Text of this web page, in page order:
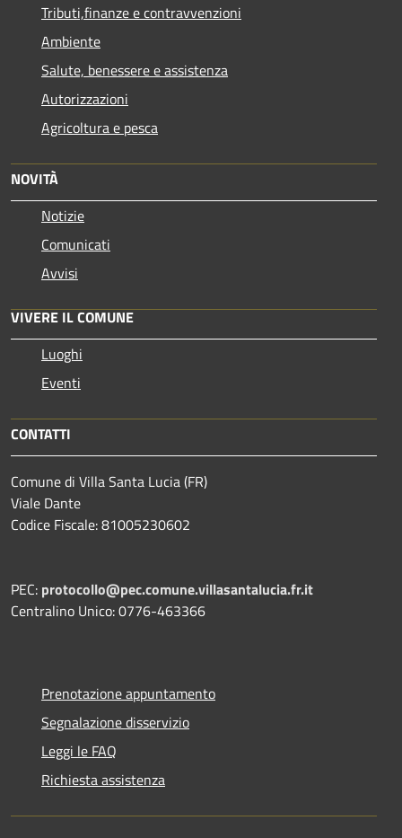
Tributi,finanze e contravvenzioni
Ambiente
Salute, benessere e assistenza
Autorizzazioni
Agricoltura e pesca
NOVITÀ
Notizie
Comunicati
Avvisi
VIVERE IL COMUNE
Luoghi
Eventi
CONTATTI
Comune di Villa Santa Lucia (FR)
Viale Dante
Codice Fiscale: 81005230602
PEC: protocollo@pec.comune.villasantalucia.fr.it
Centralino Unico: 0776-463366
Prenotazione appuntamento
Segnalazione disservizio
Leggi le FAQ
Richiesta assistenza